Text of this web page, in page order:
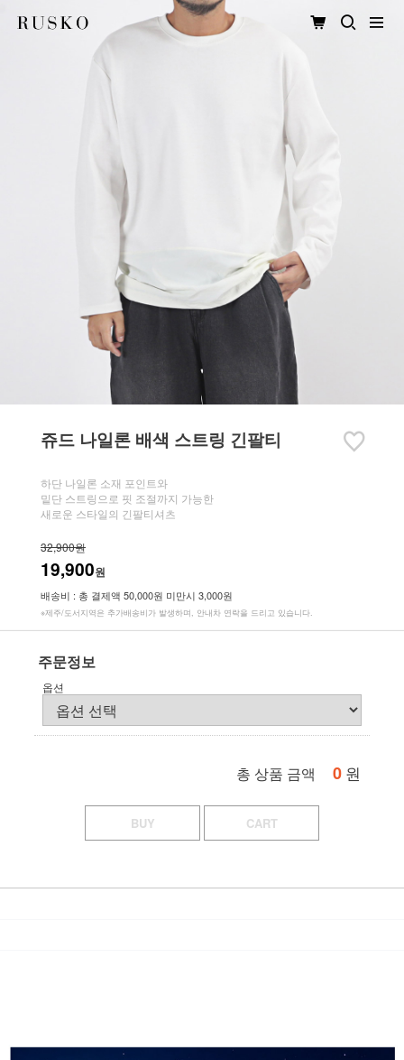
쥬드 나일론 배색 스트링 긴팔티
하단 나일론 소재 포인트와
밑단 스트링으로 핏 조절까지 가능한
새로운 스타일의 긴팔티셔츠
32,900원
19,900원
배송비 : 총 결제액 50,000원 미만시 3,000원
※제주/도서지역은 추가배송비가 발생하며, 안내차 연락을 드리고 있습니다.
주문정보
옵션
총 상품 금액 0 원
BUY CART